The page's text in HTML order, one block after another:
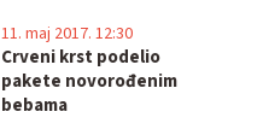
Crveni krst podelio
pakete novorođenim
bebama
11. maj 2017. 12:30